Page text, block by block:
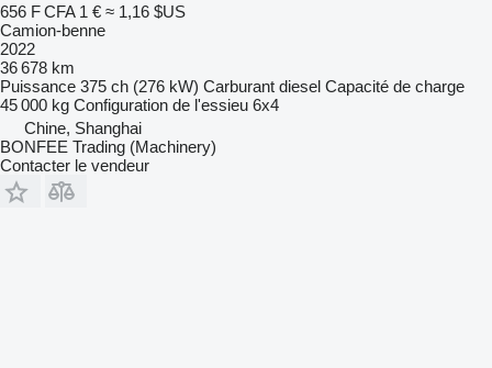
656 F CFA 1 € ≈ 1,16 $US
Camion-benne
2022
36 678 km
Puissance 375 ch (276 kW) Carburant diesel Capacité de charge
45 000 kg Configuration de l'essieu 6x4
Chine, Shanghai
BONFEE Trading (Machinery)
Contacter le vendeur